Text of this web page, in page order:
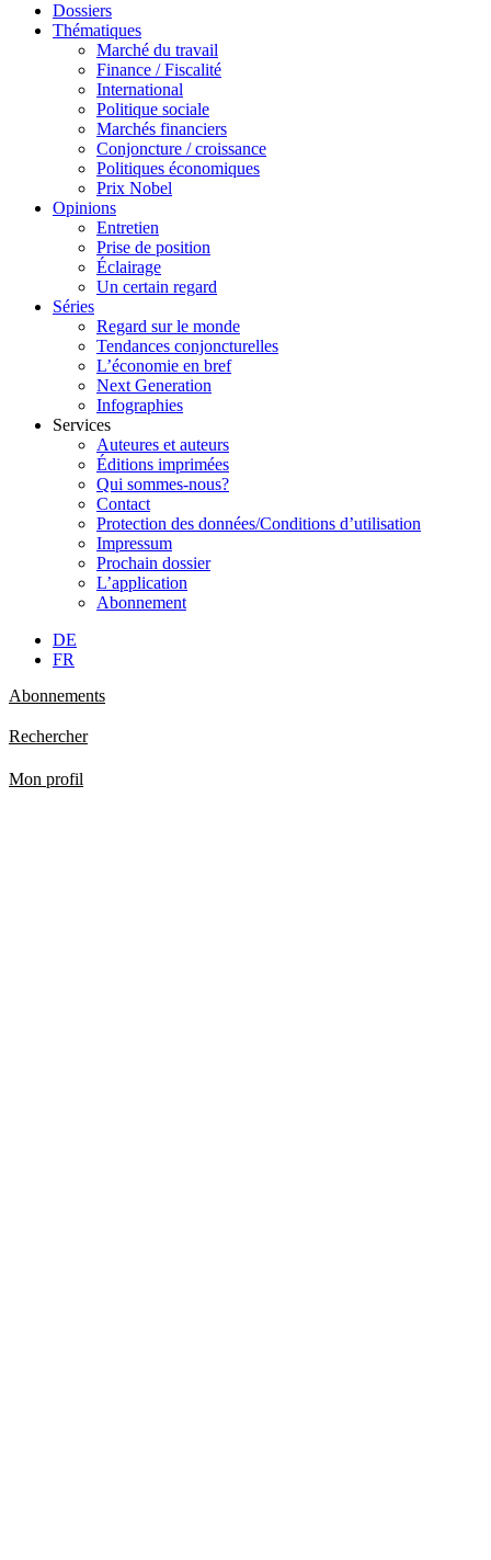
Dossiers
Thématiques
Marché du travail
Finance / Fiscalité
International
Politique sociale
Marchés financiers
Conjoncture / croissance
Politiques économiques
Prix Nobel
Opinions
Entretien
Prise de position
Éclairage
Un certain regard
Séries
Regard sur le monde
Tendances conjoncturelles
L’économie en bref
Next Generation
Infographies
Services
Auteures et auteurs
Éditions imprimées
Qui sommes-nous?
Contact
Protection des données/Conditions d’utilisation
Impressum
Prochain dossier
L’application
Abonnement
DE
FR
Abonnements
Rechercher
Mon profil